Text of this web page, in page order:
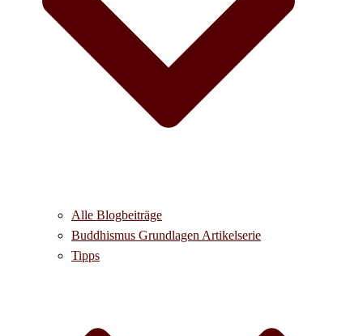
Alle Blogbeiträge
Buddhismus Grundlagen Artikelserie
Tipps